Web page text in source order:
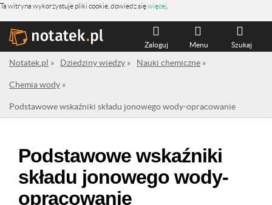
Ta witryna wykorzystuje pliki cookie, dowiedz sięwięcej
Szukaj
Menu
Zaloguj
Notatek.pl » Dziedziny wiedzy » Nauki chemiczne »
Chemia wody »
Podstawowe wskaźniki składu jonowego wody-opracowanie
Podstawowe wskaźniki
składu jonowego wody-
opracowanie